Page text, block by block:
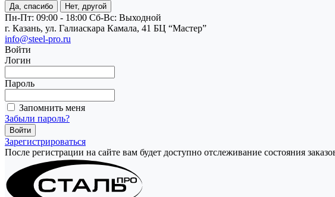
Да, спасибо Нет, другой
Пн-Пт: 09:00 - 18:00 Cб-Вс: Выходной
г. Казань, ул. Галиаскара Камала, 41 БЦ “Мастер”
info@steel-pro.ru
Войти
Логин
Пароль
Запомнить меня
Забыли пароль?
Зарегистрироваться
После регистрации на сайте вам будет доступно отслеживание состояния